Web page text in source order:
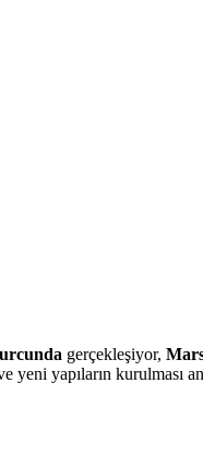
gerçekleşiyor,
yapıların kurulması